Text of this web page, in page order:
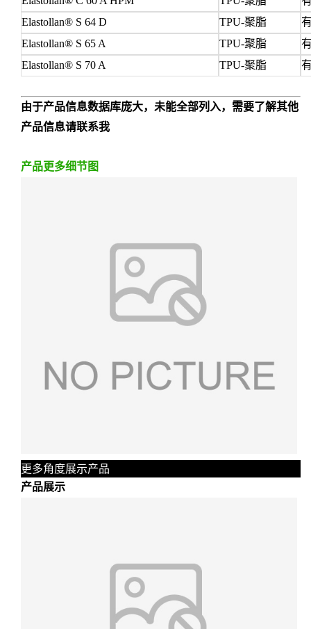
Elastollan® S 64 D
TPU-聚脂
Elastollan® S 65 A
TPU-聚脂
Elastollan® S 70 A
TPU-聚脂
由于产品信息数据库庞大，未能全部列入，需要了解其他
产品信息请联系我
产品更多细节图
更多角度展示产品
产品展示